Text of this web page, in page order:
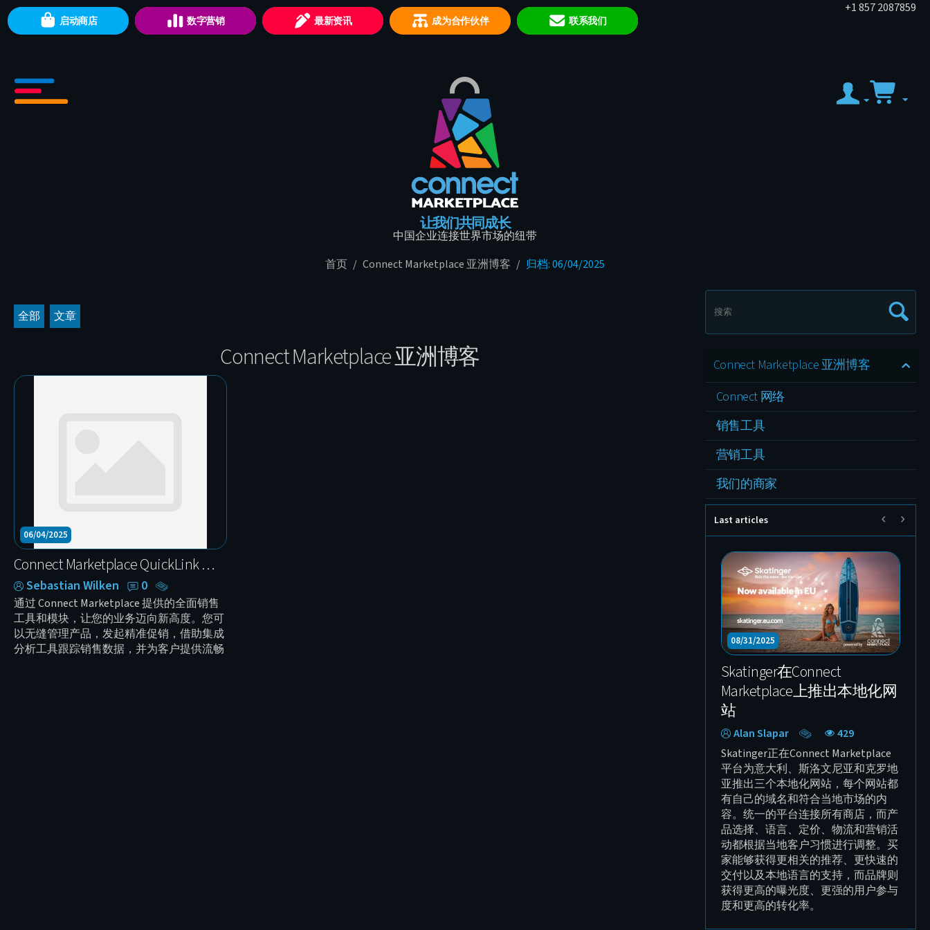
启动商店 数字营销 最新资讯 成为合作伙伴 联系我们
+1 857 2087859
让我们共同成长
中国企业连接世界市场的纽带
首页 / Connect Marketplace 亚洲博客 / 归档: 06/04/2025
全部 文章
Connect Marketplace 亚洲博客
06/04/2025
Connect Marketplace QuickLink — 全新发布的智能连接应用
Sebastian Wilken 0
通过 Connect Marketplace 提供的全面销售
工具和模块，让您的业务迈向新高度。您可
以无缝管理产品，发起精准促销，借助集成
分析工具跟踪销售数据，并为客户提供流畅
Connect Marketplace 亚洲博客
Connect 网络
销售工具
营销工具
我们的商家
Last articles
10/23/2025
BuckTool——加入 Connect
Marketplace 的全球专业电动
工具品牌
Sebastian Wilken
BuckTool 是 Connect Marketplace 的
新入驻卖家，也是专注于品质、稳定
性和精准度的全球电动工具制造商。
我们为品牌打造了全新的视觉识别系
统、口号 “Get it Done”、专业产品摄
影以及完整的现代化官网。品牌现已
全面准备好进入欧洲、美国和中国市
场，并拥有明确的全球扩张战略。